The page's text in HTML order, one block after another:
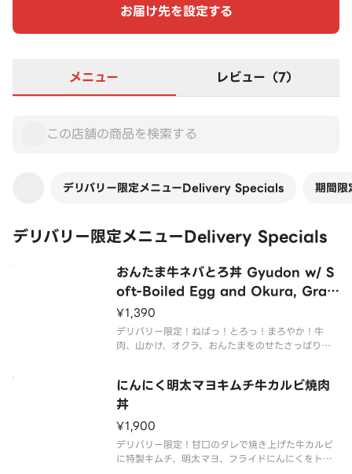
お届け先を設定する
メニュー レビュー（7）
デリバリー限定メニューDelivery Specials 期間
デリバリー限定メニューDelivery Specials
おんたま牛ネバとろ丼 Gyudon w/ S
oft-Boiled Egg and Okura, Grat
ed Yam
¥1,390
デリバリー限定！ねばっ！とろっ！まろやか！牛
肉、山かけ、オクラ、おんたまをのせたさっぱり食
にんにく明太マヨキムチ牛カルビ焼肉
丼
¥1,900
デリバリー限定！甘口のタレで焼き上げた牛カルビ
に特製キムチ、明太マヨ、フライドにんにくをトッ